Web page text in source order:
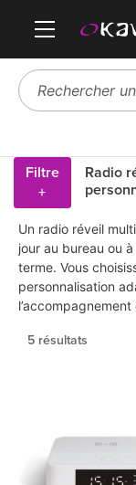
Filtre
+
Radio
Un radio réveil
jour au bureau ou
terme. Vous
personnalisation
5 résultats